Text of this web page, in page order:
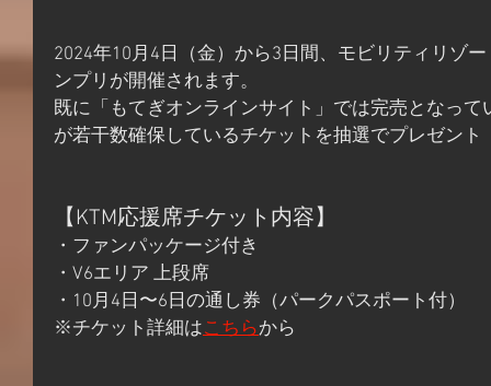
2024年10月4日（金）から3日間、モビリティリゾ
ンプリが開催されます。
既に「もてぎオンラインサイト」では完売となって
が若干数確保しているチケットを抽選でプレゼント
【KTM応援席チケット内容】
・ファンパッケージ付き
・V6エリア 上段席
・10月4日〜6日の通し券（パークパスポート付）
※チケット詳細はこちらから